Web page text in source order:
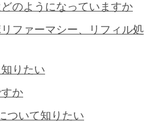
のようになっていますか
ファーマシー、リフィル処
りたい
か
ついて知りたい